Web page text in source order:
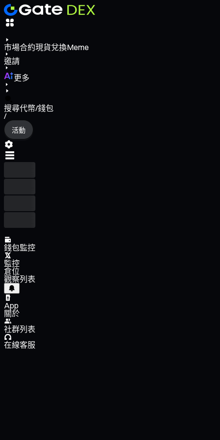
市場合約現貨兌換Meme
邀請
更多
搜尋代幣/錢包
/
活動
錢包監控
監控
倉位
觀察列表
App
關於
社群列表
在線客服